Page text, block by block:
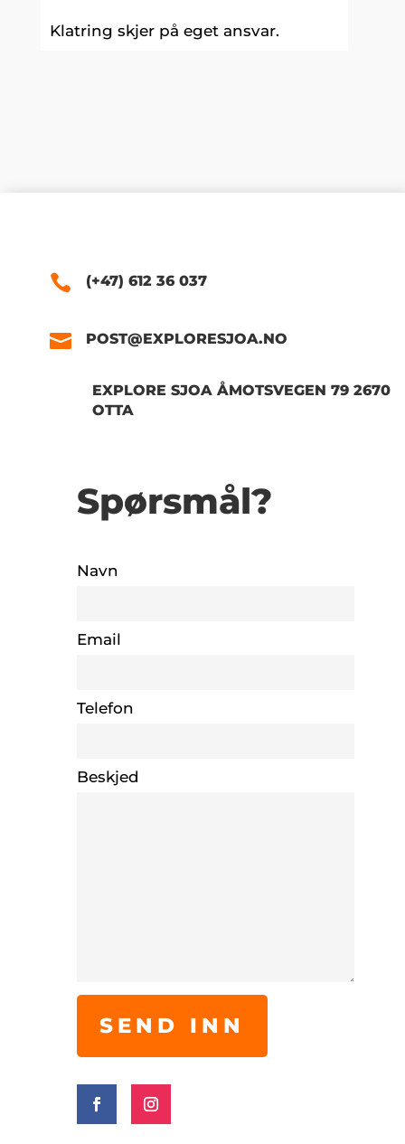
Klatring skjer på eget ansvar.
(+47) 612 36 037
POST@EXPLORESJOA.NO
EXPLORE SJOA ÅMOTSVEGEN 79 2670
OTTA
Spørsmål?
Navn
Email
Telefon
Beskjed